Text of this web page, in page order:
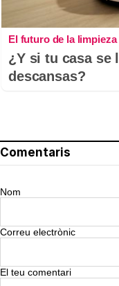
El futuro de la limpieza
¿Y si tu casa se
descansas?
Comentaris
Nom
Correu electrònic
El teu comentari